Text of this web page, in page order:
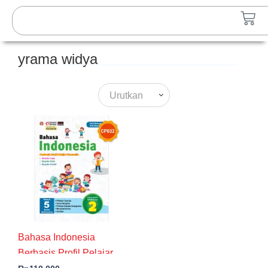
Lewati
konten
Search
yrama widya
Urutkan
Bahasa Indonesia
Berbasis Profil Pelajar